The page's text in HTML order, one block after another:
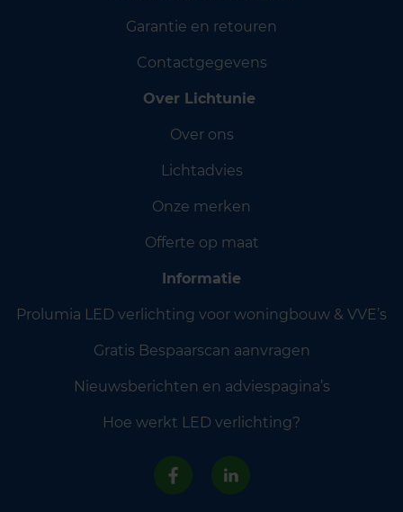
Garantie en retouren
Contactgegevens
Over Lichtunie
Over ons
Lichtadvies
Onze merken
Offerte op maat
Informatie
Prolumia LED verlichting voor woningbouw & VVE’s
Gratis Bespaarscan aanvragen
Nieuwsberichten en adviespagina’s
Hoe werkt LED verlichting?